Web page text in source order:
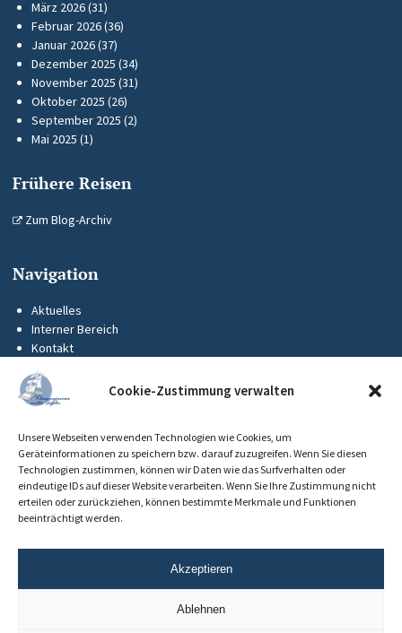
Cookie-Zustimmung verwalten
Unsere Webseiten verwenden Technologien wie Cookies, um
Geräteinformationen zu speichern bzw. darauf zuzugreifen. Wenn Sie diesen
Technologien zustimmen, können wir Daten wie das Surfverhalten oder
eindeutige IDs auf dieser Website verarbeiten. Wenn Sie Ihre Zustimmung nicht
erteilen oder zurückziehen, können bestimmte Merkmale und Funktionen
beeinträchtigt werden.
Akzeptieren
Ablehnen
März 2026(31)
Februar 2026(36)
Januar 2026(37)
Dezember 2025 (34)
November 2025 (31)
Oktober 2025 (26)
September 2025 (2)
Mai 2025 (1)
Frühere Reisen
Zum Blog-Archiv
Navigation
Aktuelles
Interner Bereich
Kontakt
Impressum
Datenschutz
Cookie-Richtlinie (EU)